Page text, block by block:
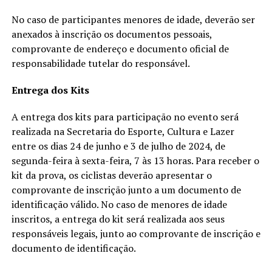
No caso de participantes menores de idade, deverão ser
anexados à inscrição os documentos pessoais,
comprovante de endereço e documento oficial de
responsabilidade tutelar do responsável.
Entrega dos Kits
A entrega dos kits para participação no evento será
realizada na Secretaria do Esporte, Cultura e Lazer
entre os dias 24 de junho e 3 de julho de 2024, de
segunda-feira à sexta-feira, 7 às 13 horas. Para receber o
kit da prova, os ciclistas deverão apresentar o
comprovante de inscrição junto a um documento de
identificação válido. No caso de menores de idade
inscritos, a entrega do kit será realizada aos seus
responsáveis legais, junto ao comprovante de inscrição e
documento de identificação.